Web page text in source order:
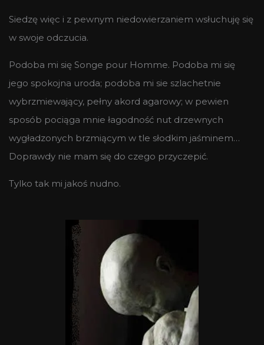
Siedzę więc i z pewnym niedowierzaniem wsłuchuję się
w swoje odczucia.
Podoba mi się Songe pour Homme. Podoba mi się
jego spokojna uroda; podoba mi sie szlachetnie
wybrzmiewający, pełny akord agarowy; w pewien
sposób pociąga mnie łagodność nut drzewnych
wygładzonych brzmiącym w tle słodkim jaśminem…
Doprawdy nie mam się do czego przyczepić.
Tylko tak mi jakoś nudno.